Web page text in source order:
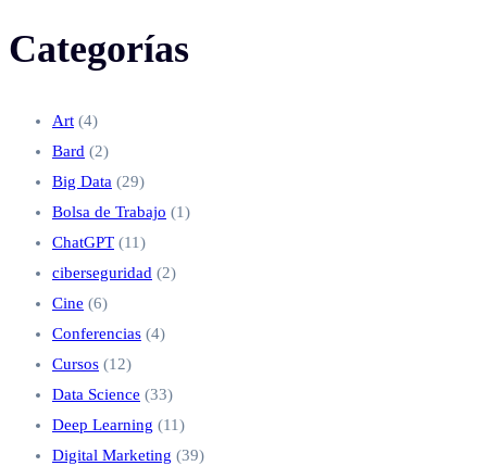
Categorías
Art (4)
Bard (2)
Big Data (29)
Bolsa de Trabajo (1)
ChatGPT (11)
ciberseguridad (2)
Cine (6)
Conferencias (4)
Cursos (12)
Data Science (33)
Deep Learning (11)
Digital Marketing (39)